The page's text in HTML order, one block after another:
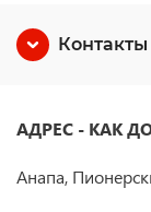
АДРЕС - КАК
Анапа,